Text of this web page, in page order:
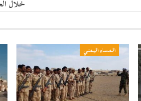
خلال
المساء اليمني